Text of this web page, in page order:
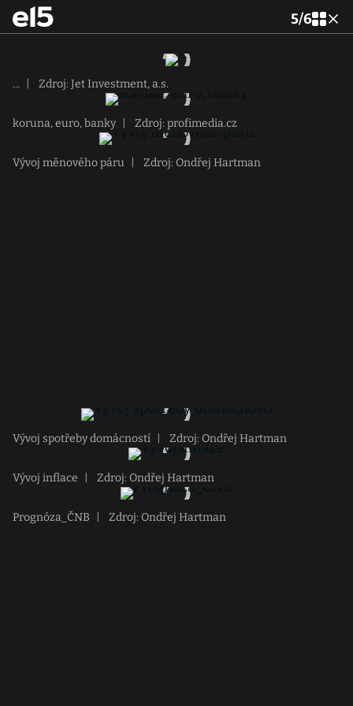
5/6
... Zdroj: Jet Investment, a.s.
koruna, euro, banky Zdroj: profimedia.cz
Vývoj měnového páru Zdroj: Ondřej Hartman
Vývoj spotřeby domácností Zdroj: Ondřej Hartman
Vývoj inflace Zdroj: Ondřej Hartman
Prognóza_ČNB Zdroj: Ondřej Hartman